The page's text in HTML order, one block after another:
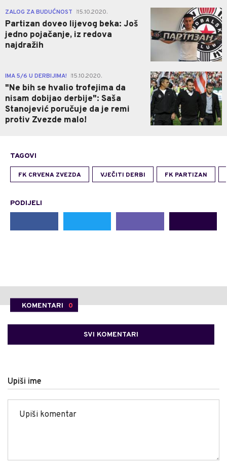
ZALOG ZA BUDUĆNOST 15.10.2020.
Partizan doveo lijevog beka: Još
jedno pojačanje, iz redova
najdražih
0
IMA 5/6 U DERBIJIMA! 15.10.2020.
"Ne bih se hvalio trofejima da
nisam dobijao derbije": Saša
Stanojević poručuje da je remi
protiv Zvezde malo!
0
TAGOVI
FK CRVENA ZVEZDA VJEČITI DERBI FK PARTIZAN
PODIJELI
KOMENTARI 0
SVI KOMENTARI
Upiši ime